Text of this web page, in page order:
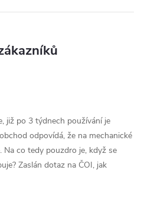
již po 3 týdnech používání je
odpovídá, že na mechanické
Na co tedy pouzdro je, když se
Zaslán dotaz na ČOI, jak